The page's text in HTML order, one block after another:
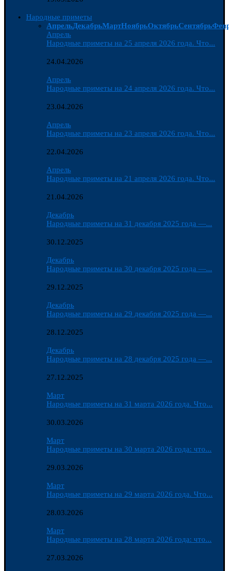
Народные приметы
АпрельДекабрьМартНоябрьОктябрьСентябрь
Апрель
Народные приметы на 25 апреля 2026 года. Что...
24.04.2026
Апрель
Народные приметы на 24 апреля 2026 года. Что...
23.04.2026
Апрель
Народные приметы на 23 апреля 2026 года. Что...
22.04.2026
Апрель
Народные приметы на 21 апреля 2026 года. Что...
21.04.2026
Декабрь
Народные приметы на 31 декабря 2025 года —...
30.12.2025
Декабрь
Народные приметы на 30 декабря 2025 года —...
29.12.2025
Декабрь
Народные приметы на 29 декабря 2025 года —...
28.12.2025
Декабрь
Народные приметы на 28 декабря 2025 года —...
27.12.2025
Март
Народные приметы на 31 марта 2026 года. Что...
30.03.2026
Март
Народные приметы на 30 марта 2026 года: что...
29.03.2026
Март
Народные приметы на 29 марта 2026 года. Что...
28.03.2026
Март
Народные приметы на 28 марта 2026 года: что...
27.03.2026